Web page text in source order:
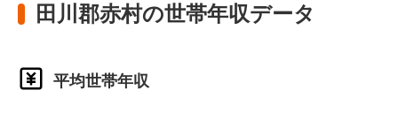
田川郡赤村の世帯年収データ
平均世帯年収